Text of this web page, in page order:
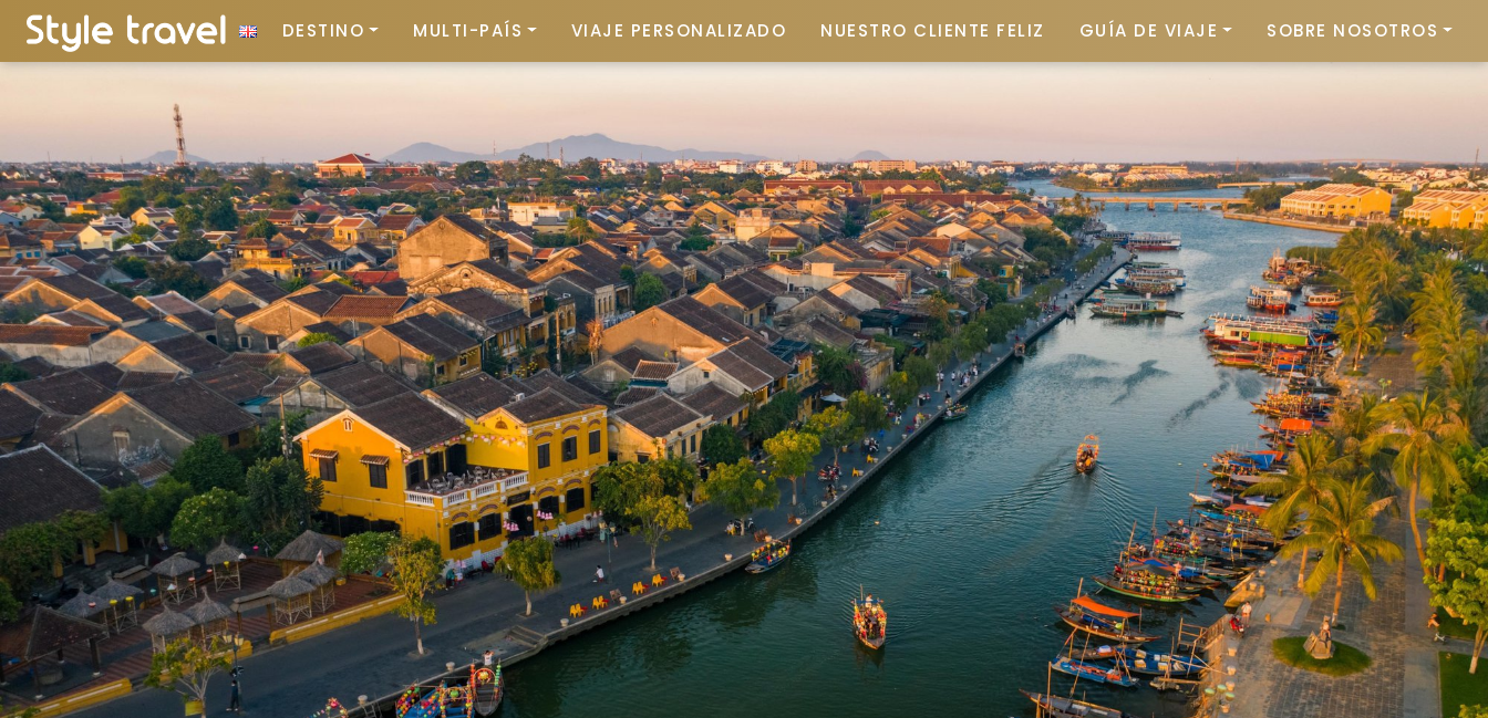
DESTINO MULTI-PAÍS VIAJE PERSONALIZADO NUESTRO CLIENTE FELIZ GUÍA DE VIAJE SOBRE NOSOTROS